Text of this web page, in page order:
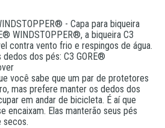
- Capa para biqueira
WINDSTOPPER®, a biqueira C3
contra vento frio e respingos de água.
dos pés: C3 GORE®
você sabe que um par de protetores
mas prefere manter os dedos dos
em andar de bicicleta. É aí que
encaixam. Elas manterão seus pés
secos.